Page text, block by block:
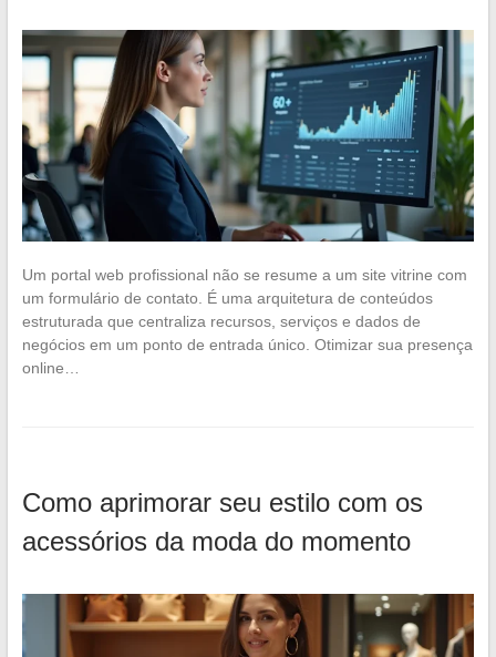
Um portal web profissional não se resume a um site vitrine com
um formulário de contato. É uma arquitetura de conteúdos
estruturada que centraliza recursos, serviços e dados de
negócios em um ponto de entrada único. Otimizar sua presença
online…
Como aprimorar seu estilo com os
acessórios da moda do momento